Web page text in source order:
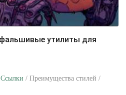
Ссылки / Преимущества стилей /